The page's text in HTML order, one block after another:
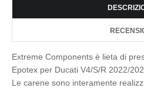
Extreme Components è lieta di
Epotex per Ducati V4/S/R 2022/
Le carene sono interamente